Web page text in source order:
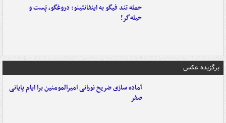
حمله تند فیگو به اینفانتینو: دروغگو، پَست‌ و
حیله‌گر!
برگزیده عکس
آماده سازی ضریح نورانی امیرالمومنین برا ایام پایانی
صفر